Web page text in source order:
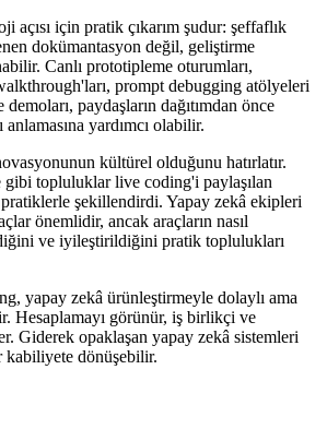
açısı için pratik çıkarım şudur: şeffaflık
dokümantasyon değil, geliştirme
Canlı prototipleme oturumları,
prompt debugging atölyeleri
paydaşların dağıtımdan önce
anlamasına yardımcı olabilir.
kültürel olduğunu hatırlatır.
topluluklar live coding'i paylaşılan
şekillendirdi. Yapay zekâ ekipleri
önemlidir, ancak araçların nasıl
ve iyileştirildiğini pratik toplulukları
yapay zekâ ürünleştirmeyle dolaylı ama
Hesaplamayı görünür, iş birlikçi ve
Giderek opaklaşan yapay zekâ sistemleri
kabiliyete dönüşebilir.